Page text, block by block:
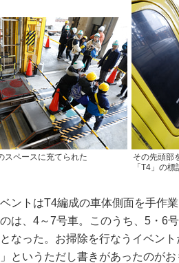
スペースに充てられた
その先頭部
「T4」の
ントはT4編成の車体側面を手作
は、4～7号車。このうち、5・6
なった。お掃除を行なうイベン
というただし書きがあったのがお